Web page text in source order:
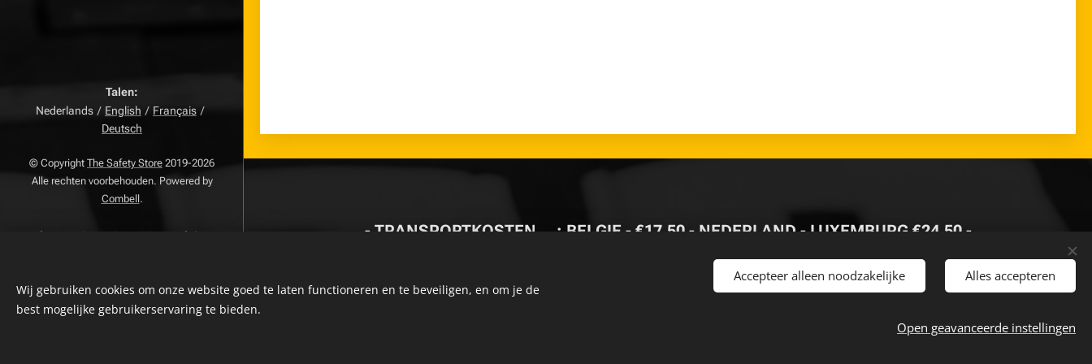
- TRANSPORTKOSTEN🚚: BELGIE - €17,50 - NEDERLAND - LUXEMBURG €24,50 -
GRATIS LEVERING VANAF €500
© Copyright The Safety Store 2019-2026
Alle rechten voorbehouden. Powered by
Combell.
The VDB Store Company- Belgie
-Privacybeleid-Algemene
Voorwaarden-Klachtenpagina-
Talen
Nederlands
English
Français
Deutsch
Wij gebruiken cookies om onze website goed te laten functioneren en te beveiligen, en om je de
best mogelijke gebruikerservaring te bieden.
Accepteer alleen noodzakelijke Alles accepteren
Open geavanceerde instellingen